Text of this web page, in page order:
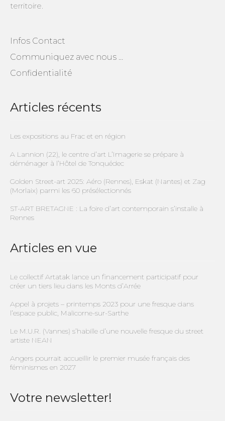
territoire.
Infos Contact
Communiquez avec nous …
Confidentialité
Articles récents
Les expositions au Frac et en région
A Lannion (22), le centre d’art L’Imagerie se prépare à
déménager à l’Hôtel de Tonquédec
Golden Street-art 2025: Aéro (Rennes), Eskat (Nantes) et Zag
(Morlaix) parmi les 60 présélectionnés
ST-ART BRETAGNE : La foire d’art contemporain s’installe à
Rennes
Articles en vue
Le collectif Artatak lance un financement participatif pour
créer un tiers lieu dans les Monts d’Arrée
Appel à projets – printemps 2023 pour une fresque dans
l’espace public, Malicorne-sur-Sarthe
Le M.U.R. (Vannes) s’habille d’une nouvelle fresque du street
artiste NEAN
Angers pourrait accueillir le premier musée français des
féminismes en 2027
Votre newsletter!